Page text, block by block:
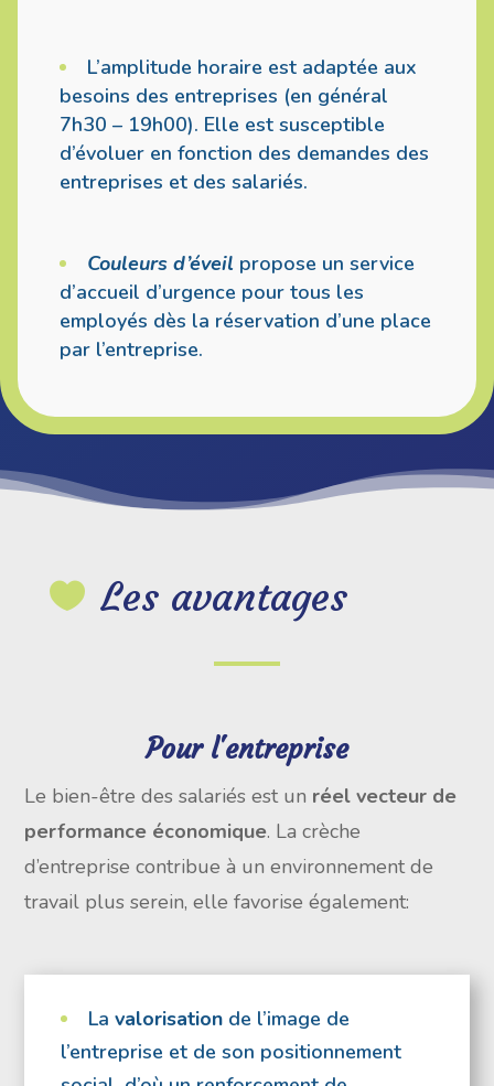
L’amplitude horaire est adaptée aux
besoins des entreprises (en général
7h30 – 19h00). Elle est susceptible
d’évoluer en fonction des demandes des
entreprises et des salariés.
Couleurs d’éveil propose un service
d’accueil d’urgence pour tous les
employés dès la réservation d’une place
par l’entreprise.
 Les avantages
Pour l'entreprise
Le bien-être des salariés est un réel vecteur de
performance économique. La crèche
d’entreprise contribue à un environnement de
travail plus serein, elle favorise également:
Lavalorisation de l’image de
l’entreprise et de son positionnement